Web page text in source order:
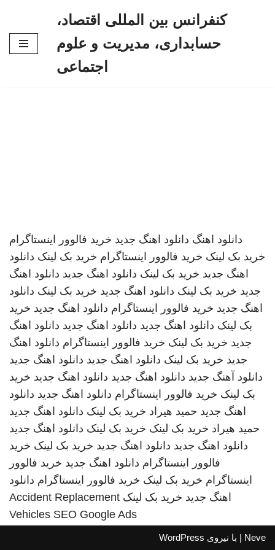
کنفرانس بین المللی اقتصاد،
حسابداری، مدیریت و علوم
اجتماعی
دانلود اهنگ دانلود اهنگ جدید خرید فالوور اینستاگرام
خرید بک لینک خرید فالوور اینستاگرام خرید بک لینک دانلود
اهنگ جدید خرید بک لینک دانلود اهنگ جدید دانلود اهنگ
جدید خرید بک لینک دانلود اهنگ جدید خرید بک لینک دانلود
اهنگ جدید خرید فالوور اینستاگرام دانلود اهنگ جدید خرید
بک لینک دانلود اهنگ جدید دانلود اهنگ جدید دانلود اهنگ
جدید خرید بک لینک خرید فالوور اینستاگرام دانلود اهنگ
جدید خرید بک لینک دانلود اهنگ جدید دانلود اهنگ جدید
دانلود آهنگ جدید دانلود اهنگ جدید دانلود اهنگ جدید خرید
بک لینک خرید فالوور اینستاگرام دانلود اهنگ جدید دانلود
اهنگ جدید حمید هیراد خرید بک لینک دانلود اهنگ جدید
حمید هیراد خرید بک لینک خرید بک لینک دانلود اهنگ جدید
دانلود اهنگ جدید دانلود اهنگ جدید خرید بک لینک خرید
فالوور اینستاگرام دانلود اهنگ جدید خرید فالوور
اینستاگرام خرید بک لینک خرید فالوور اینستاگرام دانلود
اهنگ جدید خرید بک لینک Accident Replacement
Vehicles SEO Google Ads
Neve | با نیروی WordPress